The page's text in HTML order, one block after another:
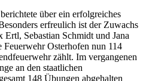
über ein erfolgreiches
erfreulich ist der Zuwachs
Sebastian Schmidt und Jana
Feuerwehr Osterhofen nun 114
zählt. Im vergangenen
an den staatlichen
148 Übungen abgehalten